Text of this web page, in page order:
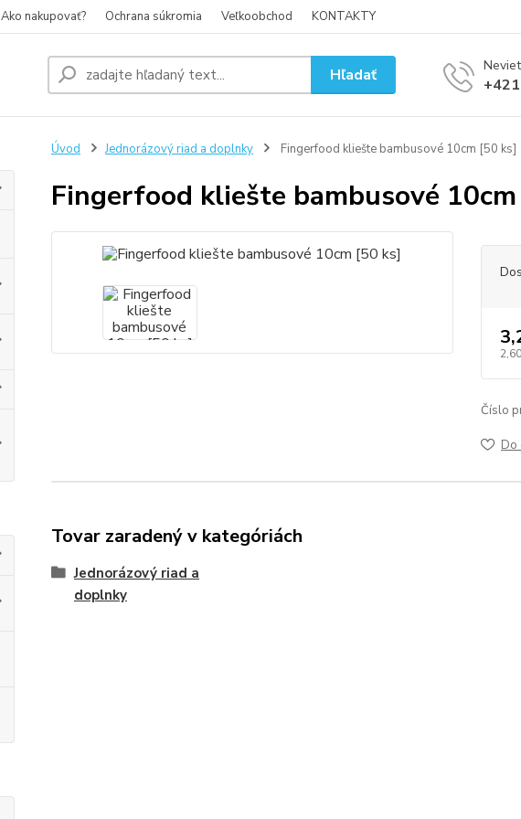
Ako nakupovať? Ochrana súkromia Veľkoobchod KONTAKTY
Hľadať
Úvod Jednorázový riad a doplnky Fingerfood kliešte bambusové 10cm [50 ks]
Fingerfood kliešte bambusové
Číslo
Do
Tovar zaradený v kategóriách
Jednorázový riad a
doplnky